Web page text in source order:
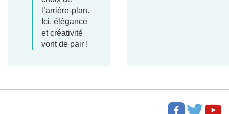
l’arrière-plan.
Ici, élégance
et créativité
vont de pair !